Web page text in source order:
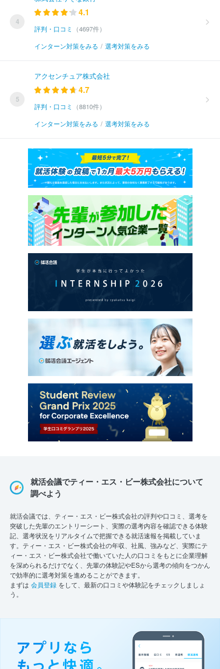
4
4.1
評判・口コミ
（4697件）
インターン対策をみる / 選考対策をみる
5
アクセンチュア株式会社
4.7
評判・口コミ
（8810件）
インターン対策をみる / 選考対策をみる
就活会議でティー・エス・ビー株式会社について
調べよう
就活会議では、ティー・エス・ビー株式会社の評判や口コミ、選考を
突破した先輩のエントリーシート、実際の選考内容を確認できる体験
記、選考状況をリアルタイムで把握できる就活速報を掲載していま
す。ティー・エス・ビー株式会社の年収、社風、強みなど、実際にテ
ィー・エス・ビー株式会社で働いていた人の口コミをもとに企業理解
を深められるだけでなく、先輩の体験記やESから選考の傾向をつかん
で効率的に選考対策を進めることができます。
まずは 会員登録 をして、最新の口コミや体験記をチェックしましょ
う。